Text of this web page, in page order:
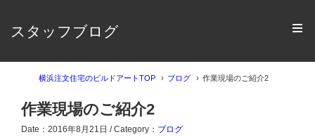
スタッフブログ
横浜注文住宅のビルドアートTOP ブログ 作業現場のご紹介2
作業現場のご紹介2
Date：2016年8月21日 / Category： ブログ